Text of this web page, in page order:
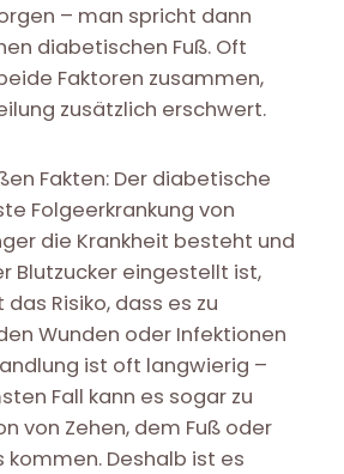
– man spricht dann
diabetischen Fuß. Oft
Faktoren zusammen,
zusätzlich erschwert.
Fakten: Der diabetische
Folgeerkrankung von
die Krankheit besteht und
Blutzucker eingestellt ist,
Risiko, dass es zu
Wunden oder Infektionen
ist oft langwierig –
Fall kann es sogar zu
von Zehen, dem Fuß oder
kommen. Deshalb ist es